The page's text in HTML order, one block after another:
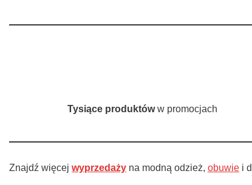
Tysiące produktóww promocjach
Znajdź więcej wyprzedaży na modną odzież, obuwie i